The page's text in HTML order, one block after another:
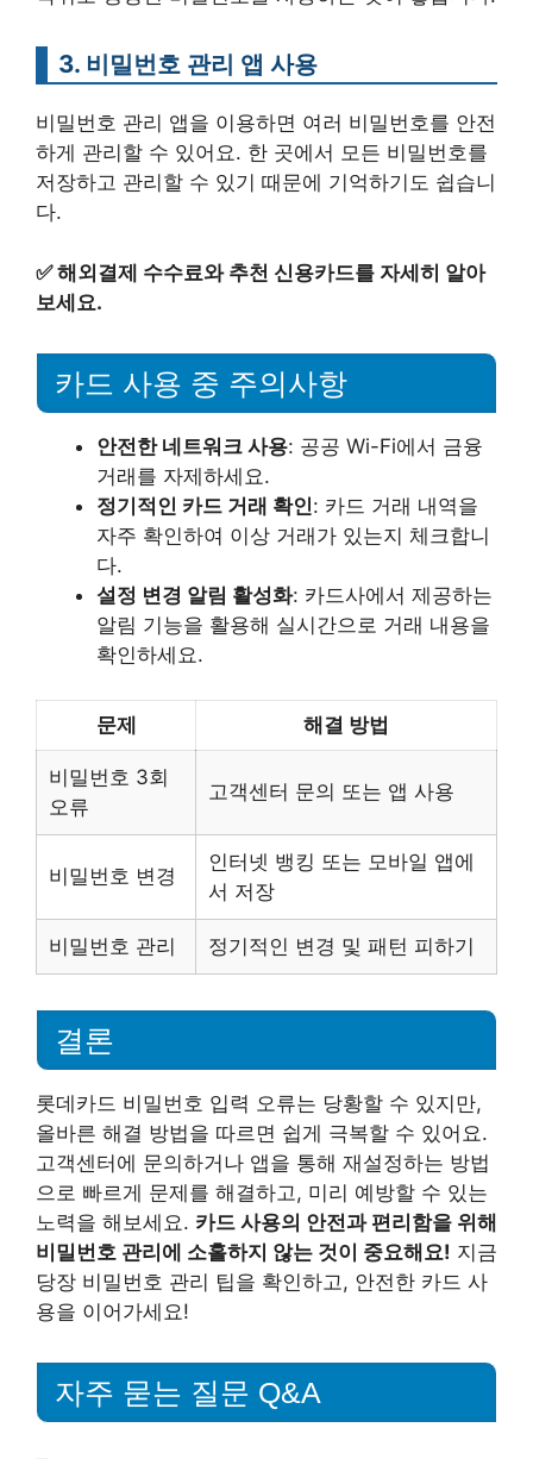
3. 비밀번호 관리 앱 사용
비밀번호 관리 앱을 이용하면 여러 비밀번호를 안전
하게 관리할 수 있어요. 한 곳에서 모든 비밀번호를
저장하고 관리할 수 있기 때문에 기억하기도 쉽습니
다.
✅해외결제 수수료와 추천 신용카드를 자세히 알아
보세요.
카드 사용 중 주의사항
안전한 네트워크 사용: 공공 Wi-Fi에서 금융
거래를 자제하세요.
정기적인 카드 거래 확인: 카드 거래 내역을
자주 확인하여 이상 거래가 있는지 체크합니
다.
설정 변경 알림 활성화: 카드사에서 제공하는
알림 기능을 활용해 실시간으로 거래 내용을
확인하세요.
문제 해결 방법
비밀번호 3회
오류
고객센터 문의 또는 앱 사용
비밀번호 변경
인터넷 뱅킹 또는 모바일 앱에
서 저장
비밀번호 관리 정기적인 변경 및 패턴 피하기
결론
롯데카드 비밀번호 입력 오류는 당황할 수 있지만,
올바른 해결 방법을 따르면 쉽게 극복할 수 있어요.
고객센터에 문의하거나 앱을 통해 재설정하는 방법
으로 빠르게 문제를 해결하고, 미리 예방할 수 있는
노력을 해보세요. 카드 사용의 안전과 편리함을 위해
비밀번호 관리에 소홀하지 않는 것이 중요해요! 지금
당장 비밀번호 관리 팁을 확인하고, 안전한 카드 사
용을 이어가세요!
자주 묻는 질문 Q&A